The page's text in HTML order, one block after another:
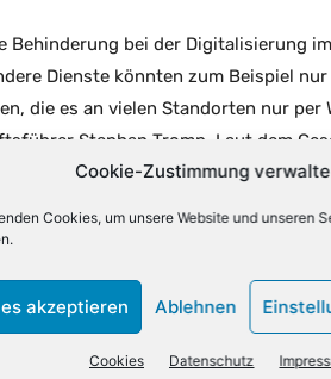
Cookie-Zustimmung
Cookies, um unsere Website und unseren
akzeptieren Ablehnen
Cookies Datenschutz
Behinderung bei der Digitalisierung im
Dienste könnten zum Beispiel
die es an vielen Standorten nur per
Stephan Tromp. Laut dem
unberechtigte Personen vom
Netz als unberechtigt gelten soll,
sieht wegen unklarer rechtlicher
Cloud-Speicher oder soziale
befinden, mussten diese
Dienste» generell haften. Der
kritisierte das eco